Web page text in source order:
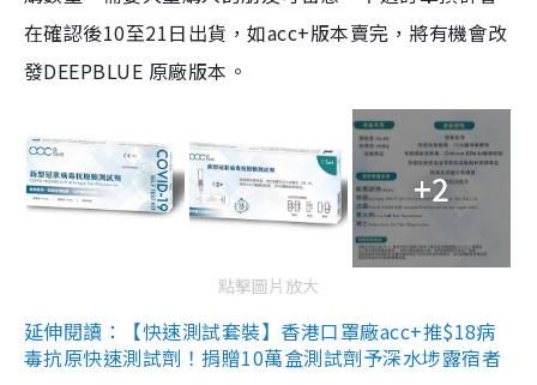
在確認後10至21日出貨，如acc+版本賣完，將有機會改
發DEEPBLUE 原廠版本。
+2
點擊圖片放大
延伸閱讀：【快速測試套裝】香港口罩廠acc+推$18病
毒抗原快速測試劑！捐贈10萬盒測試劑予深水埗露宿者